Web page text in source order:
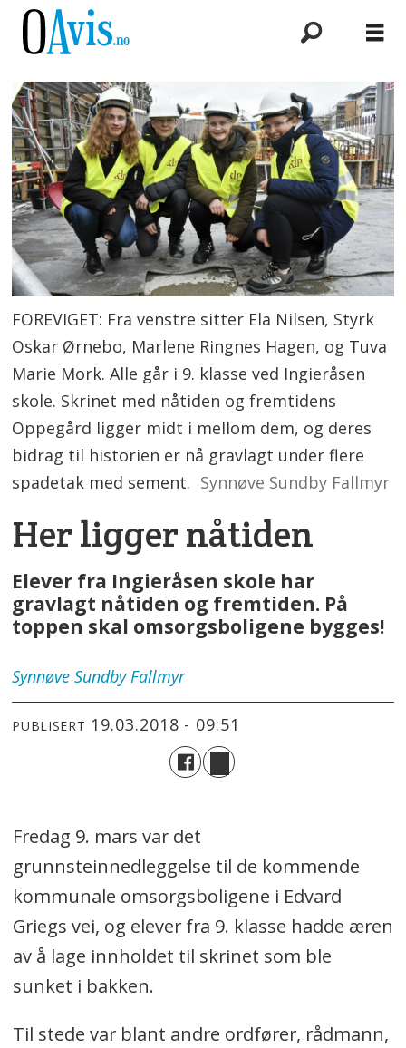
FOREVIGET: Fra venstre sitter Ela Nilsen, Styrk
Oskar Ørnebo, Marlene Ringnes Hagen, og Tuva
Marie Mork. Alle går i 9. klasse ved Ingieråsen
skole. Skrinet med nåtiden og fremtidens
Oppegård ligger midt i mellom dem, og deres
bidrag til historien er nå gravlagt under flere
spadetak med sement. Synnøve Sundby Fallmyr
Her ligger nåtiden
Elever fra Ingieråsen skole har
gravlagt nåtiden og fremtiden. På
toppen skal omsorgsboligene bygges!
Synnøve Sundby Fallmyr
PUBLISERT 19.03.2018 - 09:51
Fredag 9. mars var det
grunnsteinnedleggelse til de kommende
kommunale omsorgsboligene i Edvard
Griegs vei, og elever fra 9. klasse hadde æren
av å lage innholdet til skrinet som ble
sunket i bakken.
Til stede var blant andre ordfører, rådmann,